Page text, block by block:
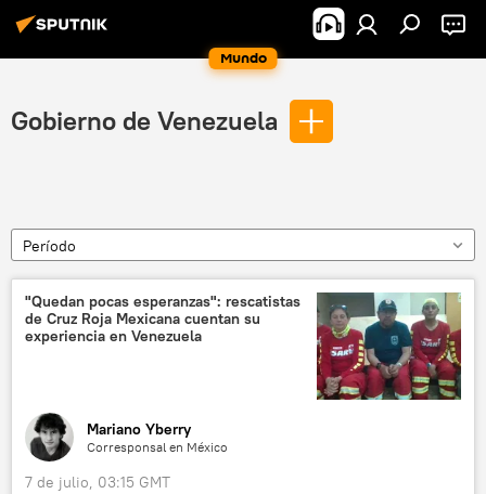
Mundo
Gobierno de Venezuela
Período
"Quedan pocas esperanzas": rescatistas
de Cruz Roja Mexicana cuentan su
experiencia en Venezuela
Mariano Yberry
Corresponsal en México
7 de julio, 03:15 GMT